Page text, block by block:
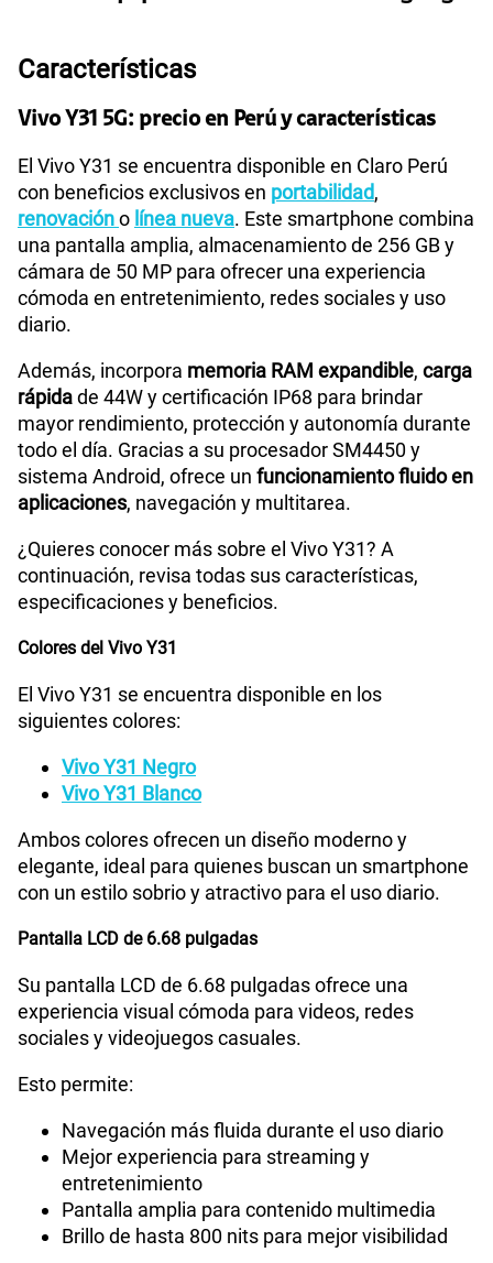
Paga solo
110GBen alta velocidad
S/
Paga solo
Paga solo
175GB en alta velocidad
S/159.90
Paga solo
Paga solo
Características
Vivo Y31 5G: precio en Perú y características
El Vivo Y31 se encuentra disponible en Claro Perú
con beneficios exclusivos en portabilidad,
renovacióno línea nueva. Este smartphone combina
una pantalla amplia, almacenamiento de 256 GB y
cámara de 50 MP para ofrecer una experiencia
cómoda en entretenimiento, redes sociales y uso
diario.
Además, incorpora memoria RAM expandible, carga
rápidade 44W y certificación IP68 para brindar
mayor rendimiento, protección y autonomía durante
todo el día. Gracias a su procesador SM4450 y
sistema Android, ofrece un funcionamiento fluido en
aplicaciones, navegación y multitarea.
¿Quieres conocer más sobre el Vivo Y31? A
continuación, revisa todas sus características,
especificaciones y beneficios.
Colores del Vivo Y31
El Vivo Y31 se encuentra disponible en los
siguientes colores:
Vivo Y31 Negro
Vivo Y31 Blanco
Ambos colores ofrecen un diseño moderno y
elegante, ideal para quienes buscan un smartphone
con un estilo sobrio y atractivo para el uso diario.
Pantalla LCD de 6.68 pulgadas
Su pantalla LCD de 6.68 pulgadas ofrece una
experiencia visual cómoda para videos, redes
sociales y videojuegos casuales.
Esto permite:
Navegación más fluida durante el uso diario
Mejor experiencia para streaming y
entretenimiento
Pantalla amplia para contenido multimedia
Brillo de hasta 800 nits para mejor visibilidad